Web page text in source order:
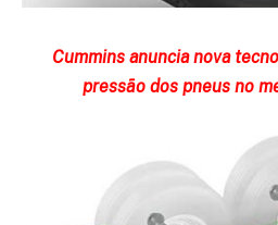
Cummins anuncia nova
pressão dos pneus no